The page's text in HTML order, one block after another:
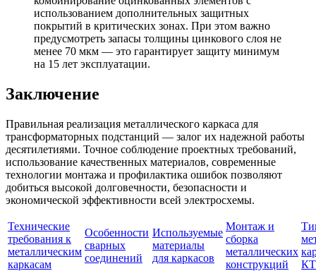
использованием дополнительных защитных
покрытий в критических зонах. При этом важно
предусмотреть запасы толщины цинкового слоя не
менее 70 мкм — это гарантирует защиту минимум
на 15 лет эксплуатации.
Заключение
Правильная реализация металлического каркаса для
трансформаторных подстанций — залог их надежной работы
десятилетиями. Точное соблюдение проектных требований,
использование качественных материалов, современные
технологии монтажа и профилактика ошибок позволяют
добиться высокой долговечности, безопасности и
экономической эффективности всей электросхемы.
Технические
требования к
металлическим
каркасам
Особенности
сварных
соединений
Используемые
материалы
для каркасов
Монтаж и
сборка
металлических
конструкций